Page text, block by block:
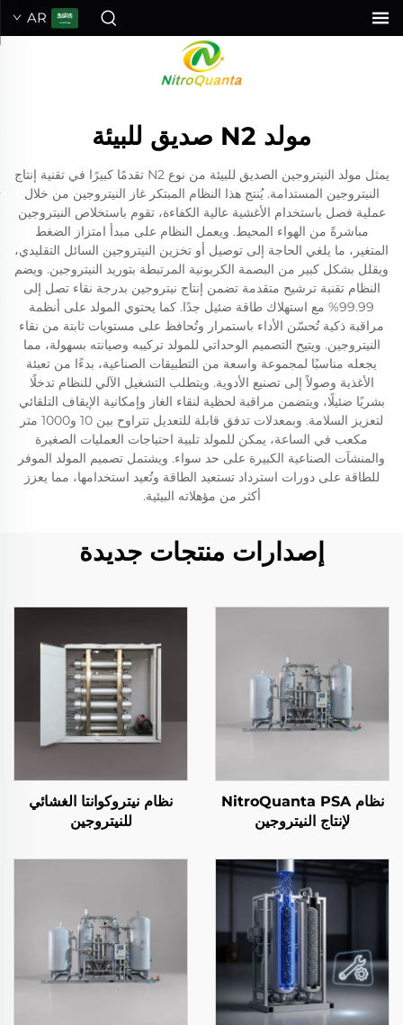
AR
مولد N2 صديق للبيئة
يمثل مولد النيتروجين الصديق للبيئة من نوع N2 تقدمًا كبيرًا في تقنية إنتاج
النيتروجين المستدامة. يُنتج هذا النظام المبتكر غاز النيتروجين من خلال
عملية فصل باستخدام الأغشية عالية الكفاءة، تقوم باستخلاص النيتروجين
مباشرةً من الهواء المحيط. ويعمل النظام على مبدأ امتزاز الضغط
المتغير، ما يلغي الحاجة إلى توصيل أو تخزين النيتروجين السائل التقليدي،
ويقلل بشكل كبير من البصمة الكربونية المرتبطة بتوريد النيتروجين. ويضم
النظام تقنية ترشيح متقدمة تضمن إنتاج نيتروجين بدرجة نقاء تصل إلى
99.99% مع استهلاك طاقة ضئيل جدًا. كما يحتوي المولد على أنظمة
مراقبة ذكية تُحسّن الأداء باستمرار وتُحافظ على مستويات ثابتة من نقاء
النيتروجين. ويتيح التصميم الوحداتي للمولد تركيبه وصيانته بسهولة، مما
يجعله مناسبًا لمجموعة واسعة من التطبيقات الصناعية، بدءًا من تعبئة
الأغذية وصولاً إلى تصنيع الأدوية. ويتطلب التشغيل الآلي للنظام تدخلًا
بشريًا ضئيلًا، ويتضمن مراقبة لحظية لنقاء الغاز وإمكانية الإيقاف التلقائي
لتعزيز السلامة. وبمعدلات تدفق قابلة للتعديل تتراوح بين 10 و1000 متر
مكعب في الساعة، يمكن للمولد تلبية احتياجات العمليات الصغيرة
والمنشآت الصناعية الكبيرة على حد سواء. ويشتمل تصميم المولد الموفر
للطاقة على دورات استرداد تستعيد الطاقة وتُعيد استخدامها، مما يعزز
أكثر من مؤهلاته البيئية.
إصدارات منتجات جديدة
نظام NitroQuanta PSA
لإنتاج النيتروجين
نظام نيتروكوانتا الغشائي
للنيتروجين